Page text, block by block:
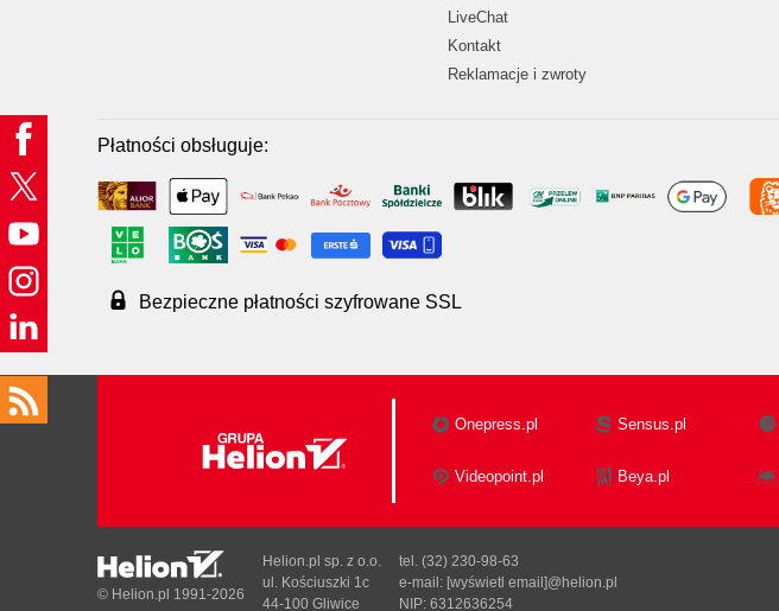
LiveChat
Kontakt
Reklamacje i zwroty
Płatności obsługuje:
Bezpieczne płatności szyfrowane SSL
Onepress.pl Sensus.pl
Videopoint.pl Beya.pl
© Helion.pl 1991-2026
Helion.pl sp. z o.o.
ul. Kościuszki 1c
44-100 Gliwice
tel. (32) 230-98-63
e-mail: [wyświetl email]@helion.pl
NIP: 6312636254